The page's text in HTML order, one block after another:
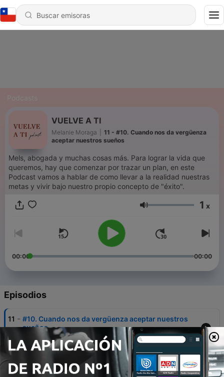
VUELVE A TI
Melanie Moraga
11 - #10. Cuando nos da vergüenza
aceptar nuestros sueños
Mels, abogada y muchas cosas más. Para lograr la vida que
queremos, hay que comenzar por trazar un plan, en este
Podcast vamos a hablar de como llevar a la realidad nuestras
metas y vivir bajo nuestro propio concepto de "éxito".
Volumen 1 x
00:00 00:00
Episodios
11 - #10. Cuando nos da vergüenza aceptar nuestros
sueños
10 ene. 2023
10
#9. Aprovecha los nuevos comienzos + Tips de
manifestación